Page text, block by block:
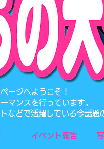
ージへようこそ！
マンスを行っています。
などで活躍している今話題
イベント報告